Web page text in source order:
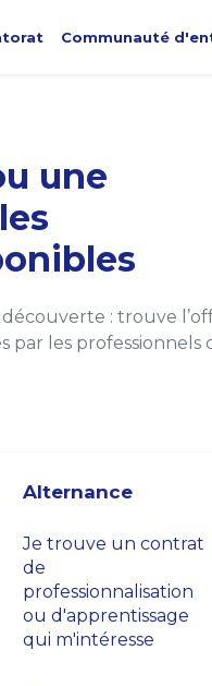
Communauté
une
: trouve
par les professionnels
Alternance
Je trouve un contrat
de
professionnalisation
ou d'apprentissage
qui m'intéresse